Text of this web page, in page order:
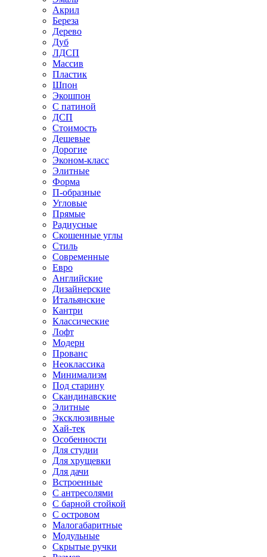
Акрил
Береза
Дерево
Дуб
ЛДСП
Массив
Пластик
Шпон
Экошпон
С патиной
ДСП
Стоимость
Дешевые
Дорогие
Эконом-класс
Элитные
Форма
П-образные
Угловые
Прямые
Радиусные
Скошенные углы
Стиль
Современные
Евро
Английские
Дизайнерские
Итальянские
Кантри
Классические
Лофт
Модерн
Прованс
Неоклассика
Минимализм
Под старину
Скандинавские
Элитные
Эксклюзивные
Хай-тек
Особенности
Для студии
Для хрущевки
Для дачи
Встроенные
С антресолями
С барной стойкой
С островом
Малогабаритные
Модульные
Скрытые ручки